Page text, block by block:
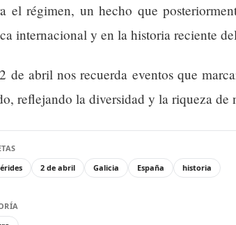
el régimen, un hecho que
internacional y en la historia reciente
de abril nos recuerda eventos que
reflejando la diversidad y la riqueza de
2 de abril Galicia España historia